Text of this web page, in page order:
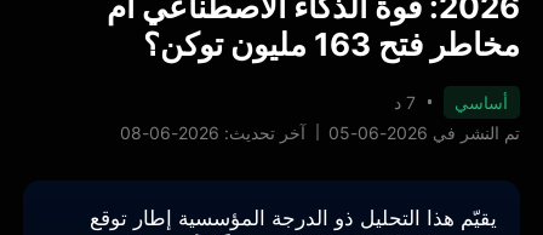
مخاطر فتح 163 مليون توكن؟
أساسي
7 د
تم النشر في 2026-06-05
آخر تحديث: 2026-06-08
يقيّم هذا التحليل ذو الدرجة المؤسسية إطار توقع